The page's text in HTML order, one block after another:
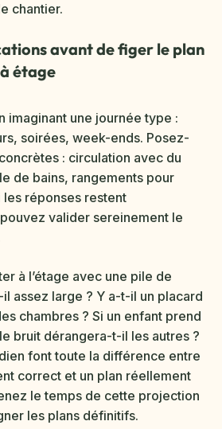
chantier.
avant de figer le plan
étage
imaginant une journée type :
soirées, week-ends. Posez-
: circulation avec du
de bains, rangements pour
les réponses restent
valider sereinement le
à l’étage avec une pile de
il assez large ? Y a-t-il un placard
chambres ? Si un enfant prend
bruit dérangera-t-il les autres ?
font toute la différence entre
correct et un plan réellement
le temps de cette projection
les plans définitifs.